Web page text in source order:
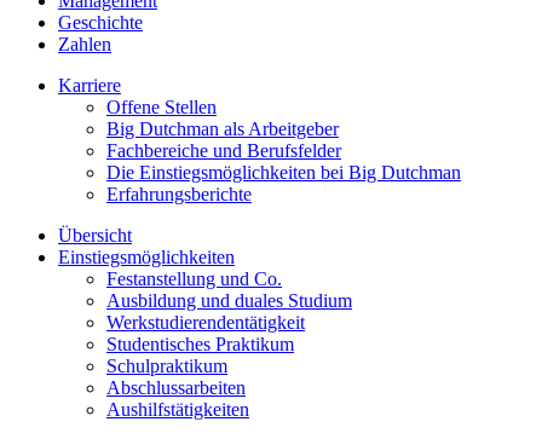
Geschichte
Zahlen
Karriere
Offene Stellen
Big Dutchman als Arbeitgeber
Fachbereiche und Berufsfelder
Die Einstiegsmöglichkeiten bei Big Dutchman
Erfahrungsberichte
Übersicht
Einstiegsmöglichkeiten
Festanstellung und Co.
Ausbildung und duales Studium
Werkstudierendentätigkeit
Studentisches Praktikum
Schulpraktikum
Abschlussarbeiten
Aushilfstätigkeiten